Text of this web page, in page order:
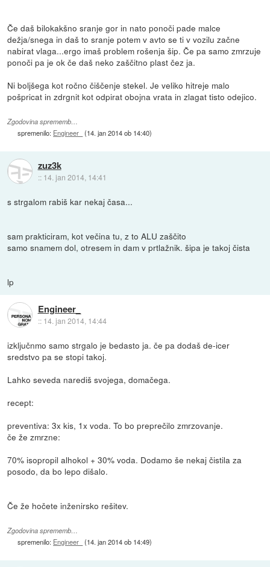
Če daš bilokakšno sranje gor in nato ponoči pade malce
dežja/snega in daš to sranje potem v avto se ti v vozilu začne
nabirat vlaga...ergo imaš problem rošenja šip. Če pa samo zmrzuje
ponoči pa je ok če daš neko zaščitno plast čez ja.
Ni boljšega kot ročno čiščenje stekel. Je veliko hitreje malo
pošpricat in zdrgnit kot odpirat obojna vrata in zlagat tisto odejico.
Zgodovina sprememb…
spremenilo: Engineer_ (14. jan 2014 ob 14:40)
zuz3k
:: 14. jan 2014, 14:41
s strgalom rabiš kar nekaj časa...
sam prakticiram, kot večina tu, z to ALU zaščito
samo snamem dol, otresem in dam v prtlažnik. šipa je takoj čista
lp
Engineer_
:: 14. jan 2014, 14:44
izključnmo samo strgalo je bedasto ja. če pa dodaš de-icer
sredstvo pa se stopi takoj.
Lahko seveda narediš svojega, domačega.
recept:
preventiva: 3x kis, 1x voda. To bo preprečilo zmrzovanje.
če že zmrzne:
70% isopropil alhokol + 30% voda. Dodamo še nekaj čistila za
posodo, da bo lepo dišalo.
Če že hočete inženirsko rešitev.
Zgodovina sprememb…
spremenilo: Engineer_ (14. jan 2014 ob 14:49)